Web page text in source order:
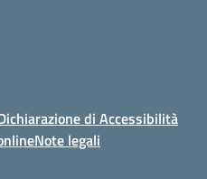
di Accessibilità
Note legali